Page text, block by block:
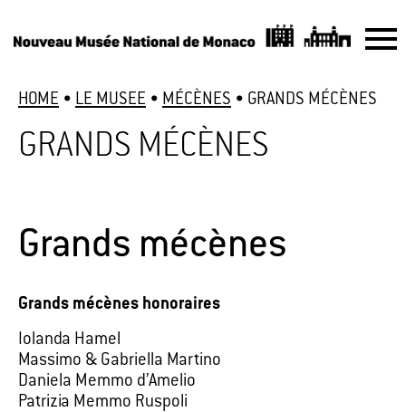
HOME • LE MUSEE • MÉCÈNES • GRANDS MÉCÈNES
GRANDS MÉCÈNES
Grands mécènes
Grands mécènes honoraires
Iolanda Hamel
Massimo & Gabriella Martino
Daniela Memmo d’Amelio
Patrizia Memmo Ruspoli